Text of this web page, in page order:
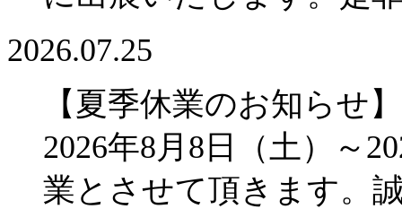
2026.07.25
【夏季休業のお知らせ】
2026年8月8日（土）～
業とさせて頂きます。